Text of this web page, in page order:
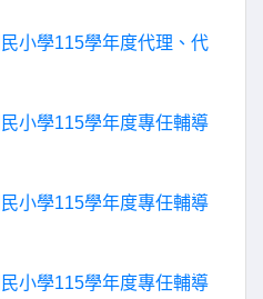
小學115學年度代理、代
小學115學年度專任輔導
小學115學年度專任輔導
小學115學年度專任輔導